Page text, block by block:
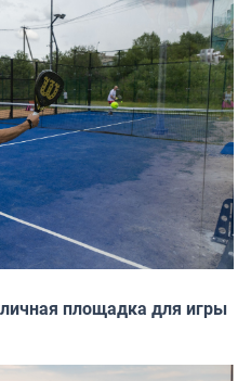
площадка для игры